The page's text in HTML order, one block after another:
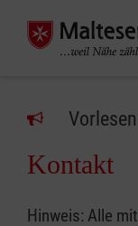
Vorlesen
Kontakt
Hinweis: Alle mit